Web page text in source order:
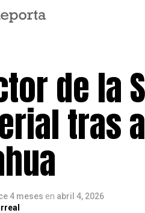
de la
tras
4 meses en abril 4, 2026